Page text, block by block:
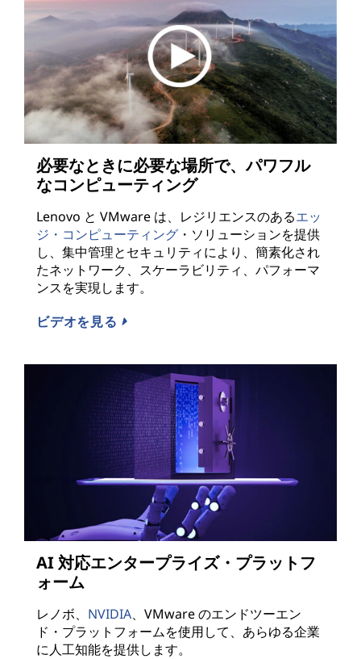
必要なときに必要な場所で、パワフル
なコンピューティング
Lenovo と VMware は、レジリエンスのあるエッ
ジ・コンピューティング ・ソリューションを提供
し、集中管理とセキュリティにより、簡素化され
たネットワーク、スケーラビリティ、パフォーマ
ンスを実現します。
ビデオを見る
AI 対応エンタープライズ・プラットフ
ォーム
レノボ、 NVIDIA、VMware のエンドツーエン
ド・プラットフォームを使用して、あらゆる企業
に人工知能を提供します。